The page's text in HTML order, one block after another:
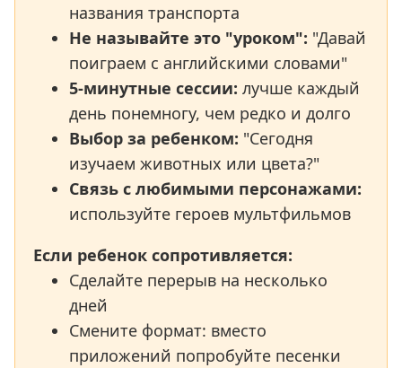
названия транспорта
Не называйте это "уроком": "Давай
поиграем с английскими словами"
5-минутные сессии: лучше каждый
день понемногу, чем редко и долго
Выбор за ребенком: "Сегодня
изучаем животных или цвета?"
Связь с любимыми персонажами:
используйте героев мультфильмов
Если ребенок сопротивляется:
Сделайте перерыв на несколько
дней
Смените формат: вместо
приложений попробуйте песенки